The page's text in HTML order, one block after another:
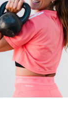
Kontakt
Shop
Om cookies
Hantera preferenser
Integritetspolicy
Alla ämnen